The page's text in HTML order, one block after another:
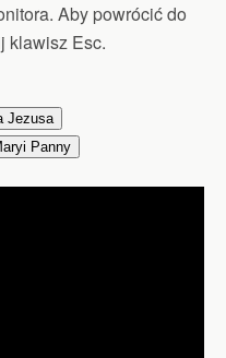
Aby powrócić do
klawisz Esc.
Jezusa
Panny